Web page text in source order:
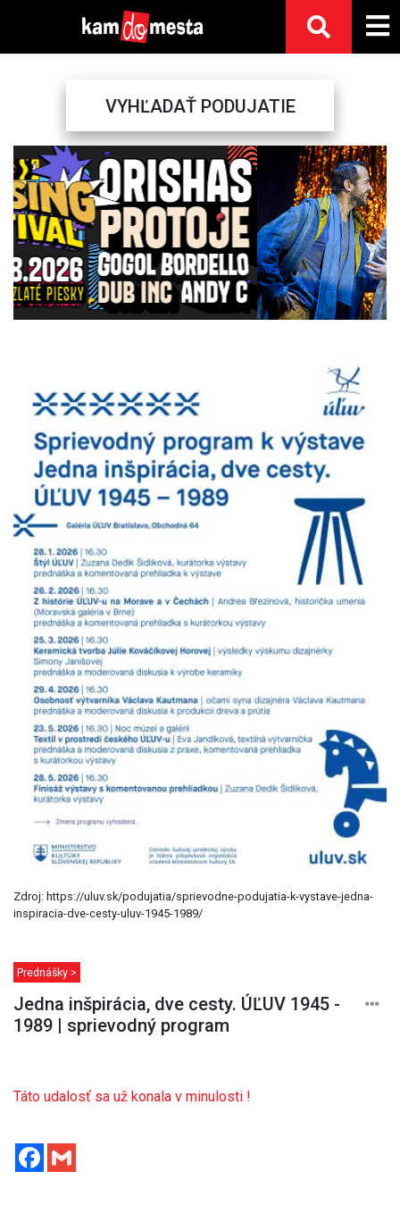
VYHĽADAŤ PODUJATIE
Previous Next
Zdroj: https://uluv.sk/podujatia/sprievodne-podujatia-k-vystave-jedna-
inspiracia-dve-cesty-uluv-1945-1989/
Prednášky >
Jedna inšpirácia, dve cesty. ÚĽUV 1945 -
1989 | sprievodný program
Táto udalosť sa už konala v minulosti !
Facebook